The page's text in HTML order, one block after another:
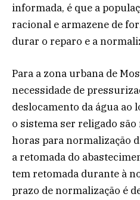
informada, é que a
racional e armazene de
durar o reparo e a
Para a zona urbana de
necessidade de
deslocamento da água ao
o sistema ser religado são
horas para normalização
a retomada do
tem retomada durante à
prazo de normalização é